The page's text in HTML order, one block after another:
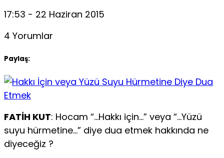
17:53 - 22 Haziran 2015
4 Yorumlar
Paylaş:
FATİH KUT: Hocam “…Hakkı için…” veya “…Yüzü
suyu hürmetine…” diye dua etmek hakkında ne
diyeceğiz ?